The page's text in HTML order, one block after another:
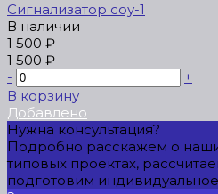
Сигнализатор соу-1
В наличии
1 500 ₽
1 500 ₽
-
+
В корзину
Добавлено
Нужна консультация?
Подробно расскажем о
типовых проектах,
подготовим